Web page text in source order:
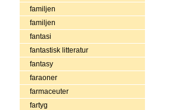
familjen
familjen
fantasi
fantastisk litteratur
fantasy
faraoner
farmaceuter
fartyg